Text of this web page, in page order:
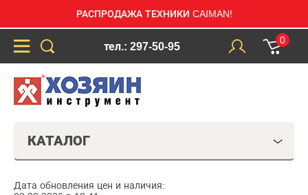
РАСПРОДАЖА ТЕХНИКИ CAIMAN!
тел.: 297-50-95
0
КАТАЛОГ
Дата обновления цен и наличия: